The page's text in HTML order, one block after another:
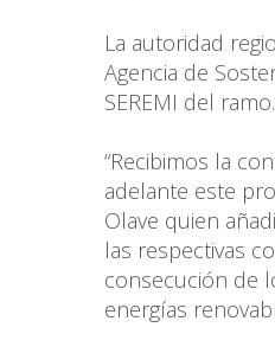
La autoridad
Agencia de
SEREMI del ramo.
“Recibimos la
adelante este
Olave quien
las respectivas
consecución de
energías